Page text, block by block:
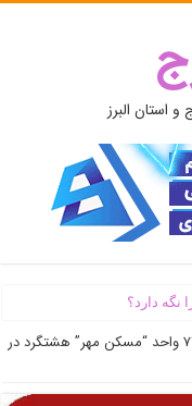
استان البرز
دارد؟
پرونده فروش غیرقانونی ۷۳۹ واحد “مسکن مهر” هشتگرد در